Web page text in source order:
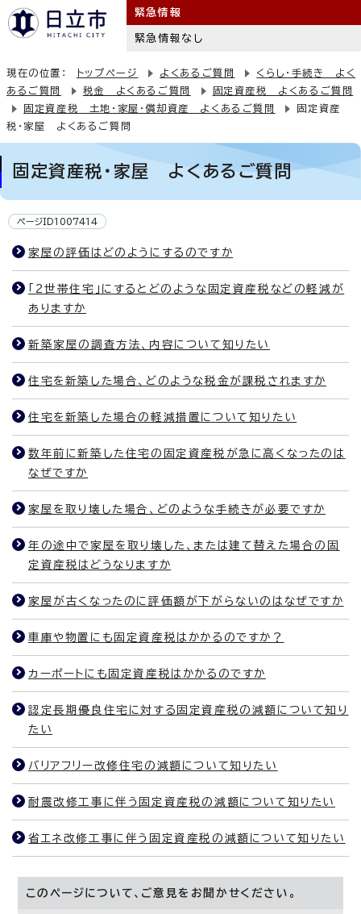
緊急情報
緊急情報なし
現在の位置： トップページ よくあるご質問
くらし・手続き よく
あるご質問
税金 よくあるご質問
固定資産税 よくあるご質問
固定資産税 土地・家屋・償却資産 よくあるご質問
固定資産
税・家屋 よくあるご質問
固定資産税・家屋 よくあるご質問
ページID1007414
家屋の評価はどのようにするのですか
「2世帯住宅」にするとどのような固定資産税などの軽減が
ありますか
新築家屋の調査方法、内容について知りたい
住宅を新築した場合、どのような税金が課税されますか
住宅を新築した場合の軽減措置について知りたい
数年前に新築した住宅の固定資産税が急に高くなったのは
なぜですか
家屋を取り壊した場合、どのような手続きが必要ですか
年の途中で家屋を取り壊した、または建て替えた場合の固
定資産税はどうなりますか
家屋が古くなったのに評価額が下がらないのはなぜですか
車庫や物置にも固定資産税はかかるのですか？
カーポートにも固定資産税はかかるのですか
認定長期優良住宅に対する固定資産税の減額について知り
たい
バリアフリー改修住宅の減額について知りたい
耐震改修工事に伴う固定資産税の減額について知りたい
省エネ改修工事に伴う固定資産税の減額について知りたい
このページについて、ご意見をお聞かせください。